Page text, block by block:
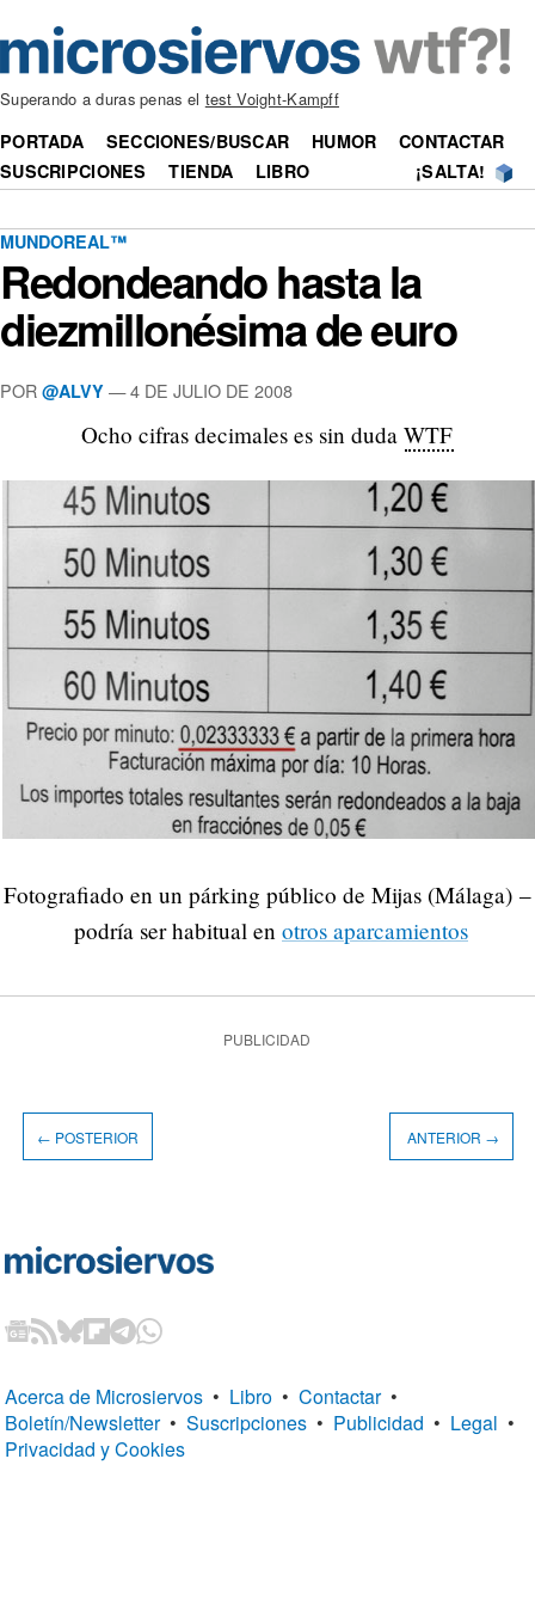
Superando a duras penas el test Voight-Kampff
PORTADA SECCIONES/BUSCAR HUMOR
CONTACTAR
SUSCRIPCIONES
TIENDA LIBRO ¡SALTA!
MUNDOREAL™
Redondeando hasta la
diezmillonésima de euro
POR @ALVY —4 DE JULIO DE 2008
Ocho cifras decimales es sin dudaWTF
Fotografiado en un párking público de Mijas (Málaga) –
podría ser habitual en otros aparcamientos
PUBLICIDAD
← POSTERIOR ANTERIOR →
Acerca de Microsiervos • Libro • Contactar •
Boletín/Newsletter • Suscripciones • Publicidad • Legal •
Privacidad y Cookies